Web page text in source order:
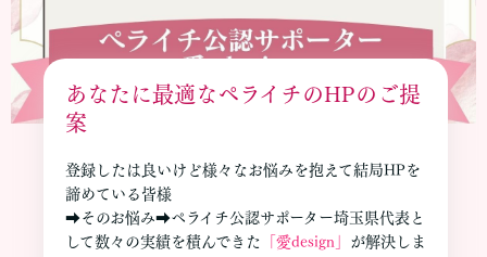
あなたに最適なペライチのHPのご提
案
登録したは良いけど様々なお悩みを抱えて結局HPを
諦めている皆様
➡そのお悩み➡ペライチ公認サポーター埼玉県代表と
して数々の実績を積んできた 「愛design」 が解決しま